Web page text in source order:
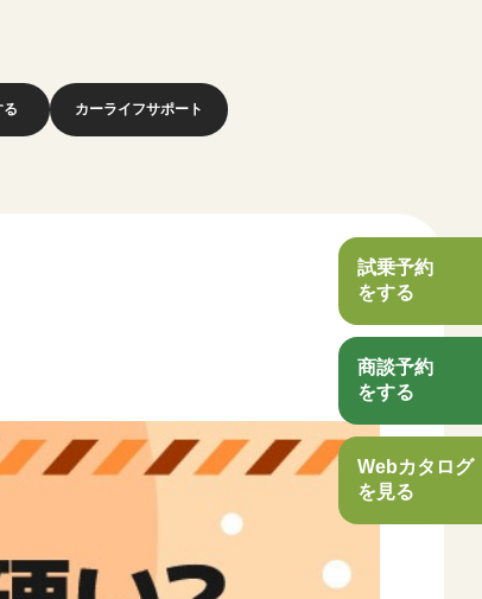
る カーライフサポート
試乗予約
をする
商談予約
をする
Webカタログ
を見る